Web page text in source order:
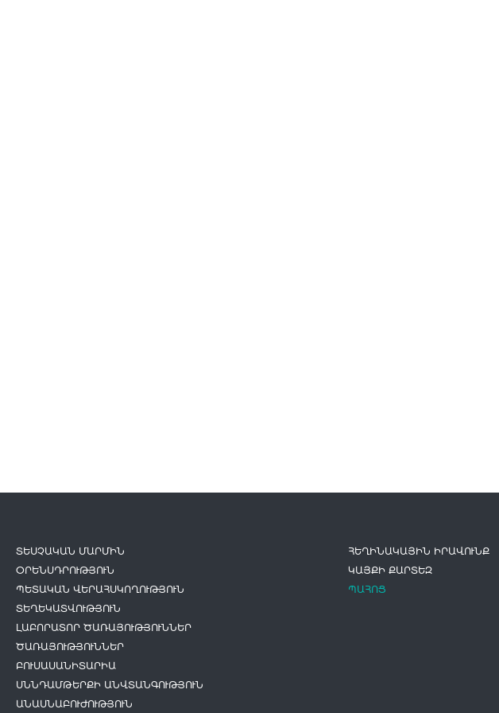
ՏԵՍՉԱԿԱՆ ՄԱՐՄԻՆ
ՕՐԵՆՍԴՐՈՒԹՅՈՒՆ
ՊԵՏԱԿԱՆ ՎԵՐԱՀՍԿՈՂՈՒԹՅՈՒՆ
ՏԵՂԵԿԱՏՎՈՒԹՅՈՒՆ
ԼԱԲՈՐԱՏՈՐ ԾԱՌԱՅՈՒԹՅՈՒՆՆԵՐ
ԾԱՌԱՅՈՒԹՅՈՒՆՆԵՐ
ԲՈՒՍԱՍԱՆԻՏԱՐԻԱ
ՍՆՆԴԱՄԹԵՐՔԻ ԱՆՎՏԱՆԳՈՒԹՅՈՒՆ
ԱՆԱՍՆԱԲՈՒԺՈՒԹՅՈՒՆ
ՀԵՂԻՆԱԿԱՅԻՆ ԻՐԱՎՈՒՆՔ
ԿԱՅՔԻ ՔԱՐՏԵԶ
ՊԱՀՈՑ